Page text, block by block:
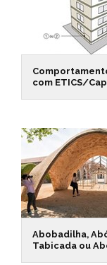
com ETICS/
Abobadilha,
Tabicada ou